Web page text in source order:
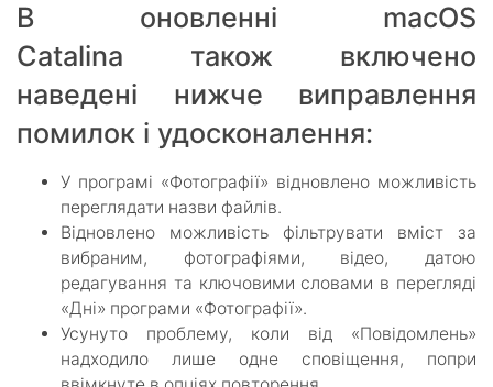
В оновленні macOS
Catalina також включено
наведені нижче виправлення
помилок і удосконалення:
У програмі «Фотографії» відновлено можливість
переглядати назви файлів.
Відновлено можливість фільтрувати вміст за
вибраним, фотографіями, відео, датою
редагування та ключовими словами в перегляді
«Дні» програми «Фотографії».
Усунуто проблему, коли від «Повідомлень»
надходило лише одне сповіщення, попри